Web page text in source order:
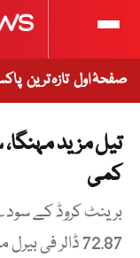
صفحۂ اول تازہ ترین
تیل مزید
کمی
72.87 ڈالر فی بیرل میں طے پائے